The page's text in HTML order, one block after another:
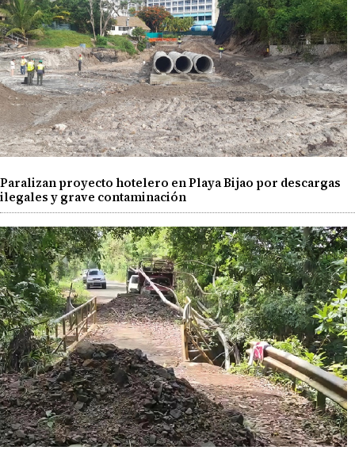
Paralizan proyecto hotelero en Playa Bijao por descargas
ilegales y grave contaminación